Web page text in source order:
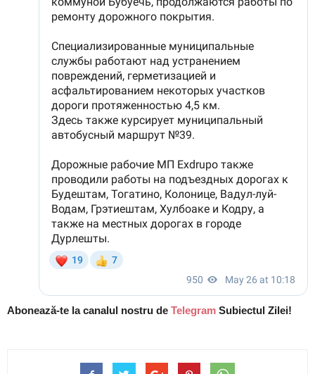
Abonează-te la canalul nostru de Telegram Subiectul Zilei!